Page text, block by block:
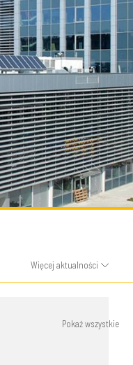
Więcej aktualności
Pokaż wszystkie